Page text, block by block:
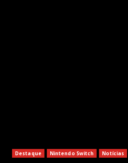
Destaque Nintendo Switch Notícias